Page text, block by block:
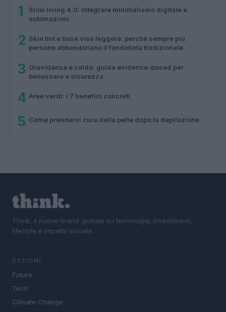
1
Slow living 4.0: integrare minimalismo digitale e
automazioni
2 Skin tint e base viso leggera: perché sempre più
persone abbandonano il fondotinta tradizionale
3 Gravidanza e caldo: guida evidence-based per
benessere e sicurezza
4 Aree verdi: i 7 benefici concreti
5 Come prendersi cura della pelle dopo la depilazione
Think, il nuovo brand globale su tecnologia, investimenti,
lifestyle e impatto sociale.
SEZIONI
Future
Tech
Climate Change